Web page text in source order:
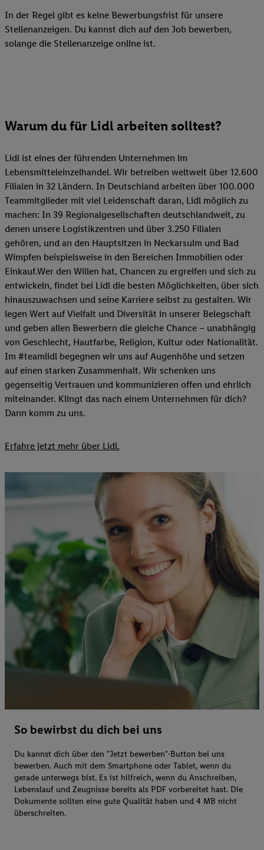
In der Regel gibt es keine Bewerbungsfrist für unsere
Stellenanzeigen. Du kannst dich auf den Job bewerben,
solange die Stellenanzeige online ist.
Warum du für Lidl arbeiten solltest?
Lidl ist eines der führenden Unternehmen im
Lebensmitteleinzelhandel. Wir betreiben weltweit über 12.600
Filialen in 32 Ländern. In Deutschland arbeiten über 100.000
Teammitglieder mit viel Leidenschaft daran, Lidl möglich zu
machen: In 39 Regionalgesellschaften deutschlandweit, zu
denen unsere Logistikzentren und über 3.250 Filialen
gehören, und an den Hauptsitzen in Neckarsulm und Bad
Wimpfen beispielsweise in den Bereichen Immobilien oder
Einkauf.Wer den Willen hat, Chancen zu ergreifen und sich zu
entwickeln, findet bei Lidl die besten Möglichkeiten, über sich
hinauszuwachsen und seine Karriere selbst zu gestalten. Wir
legen Wert auf Vielfalt und Diversität in unserer Belegschaft
und geben allen Bewerbern die gleiche Chance – unabhängig
von Geschlecht, Hautfarbe, Religion, Kultur oder Nationalität.
Im #teamlidl begegnen wir uns auf Augenhöhe und setzen
auf einen starken Zusammenhalt. Wir schenken uns
gegenseitig Vertrauen und kommunizieren offen und ehrlich
miteinander. Klingt das nach einem Unternehmen für dich?
Dann komm zu uns.​
Erfahre jetzt mehr über Lidl.
So bewirbst du dich bei uns
Du kannst dich über den "Jetzt bewerben"-Button bei uns
bewerben. Auch mit dem Smartphone oder Tablet, wenn du
gerade unterwegs bist. Es ist hilfreich, wenn du Anschreiben,
Lebenslauf und Zeugnisse bereits als PDF vorbereitet hast. Die
Dokumente sollten eine gute Qualität haben und 4 MB nicht
überschreiten.